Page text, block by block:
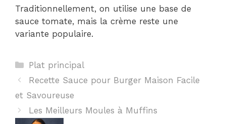
Traditionnellement, on utilise une base de
sauce tomate, mais la crème reste une
variante populaire.
Catégories
Plat principal
Recette Sauce pour Burger Maison Facile
et Savoureuse
Les Meilleurs Moules à Muffins